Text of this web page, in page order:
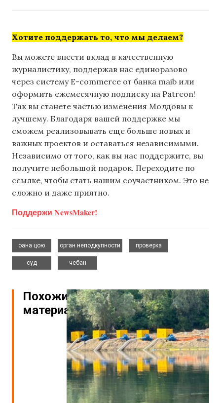
Хотите поддержать то, что мы делаем?
Вы можете внести вклад в качественную
журналистику, поддержав нас единоразово
через систему E-commerce от банка maib или
оформить ежемесячную подписку на Patreon!
Так вы станете частью изменения Молдовы к
лучшему. Благодаря вашей поддержке мы
сможем реализовывать еще больше новых и
важных проектов и оставаться независимыми.
Независимо от того, как вы нас поддержите, вы
получите небольшой подарок. Переходите по
ссылке, чтобы стать нашим соучастником. Это не
сложно и даже приятно.
Поддержи NewsMaker!
оана цою
орган неподкупности
проверка
суд
чебан
Похожие
материалы